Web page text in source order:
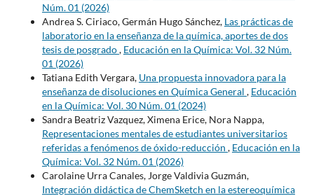
Núm. 01 (2026)
Andrea S. Ciriaco, Germán Hugo Sánchez, Las prácticas de
laboratorio en la enseñanza de la química, aportes de dos
tesis de posgrado, Educación en la Química: Vol. 32 Núm.
01 (2026)
Tatiana Edith Vergara, Una propuesta innovadora para la
enseñanza de disoluciones en Química General , Educación
en la Química: Vol. 30 Núm. 01 (2024)
Sandra Beatriz Vazquez, Ximena Erice, Nora Nappa,
Representaciones mentales de estudiantes universitarios
referidas a fenómenos de óxido-reducción , Educación en la
Química: Vol. 32 Núm. 01 (2026)
Carolaine Urra Canales, Jorge Valdivia Guzmán,
Integración didáctica de ChemSketch en la estereoquímica